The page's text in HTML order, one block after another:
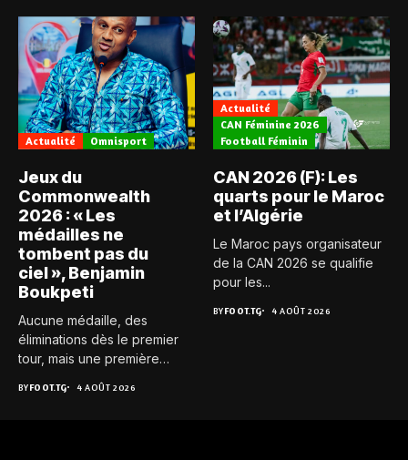
Actualité Omnisport
Jeux du
Commonwealth
2026 : « Les
médailles ne
tombent pas du
ciel », Benjamin
Boukpeti
Aucune médaille, des
éliminations dès le premier
tour, mais une première
BYFOOT.TG 4 AOÛT 2026
Actualité
CAN Féminine 2026
Football Féminin
CAN 2026 (F): Les
quarts pour le Maroc
et l’Algérie
Le Maroc pays organisateur
de la CAN 2026 se qualifie
pour les...
BYFOOT.TG 4 AOÛT 2026